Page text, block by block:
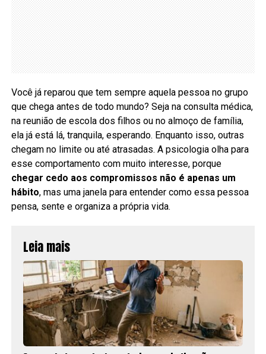
Você já reparou que tem sempre aquela pessoa no grupo
que chega antes de todo mundo? Seja na consulta médica,
na reunião de escola dos filhos ou no almoço de família,
ela já está lá, tranquila, esperando. Enquanto isso, outras
chegam no limite ou até atrasadas. A psicologia olha para
esse comportamento com muito interesse, porque
chegar cedo aos compromissos não é apenas um
hábito, mas uma janela para entender como essa pessoa
pensa, sente e organiza a própria vida.
Leia mais